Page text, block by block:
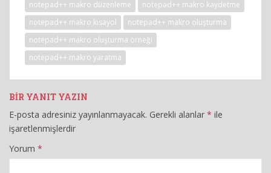
notepad++ makro düzenleme
notepad++ makro kaydetme
notepad++ makro kısayol
notepad++ makro oluşturma
notepad++ makro oluşturma örneği
notepad++ makro yaratma
BIR YANIT YAZIN
E-posta adresiniz yayınlanmayacak. Gerekli alanlar * ile
işaretlenmişlerdir
Yorum *